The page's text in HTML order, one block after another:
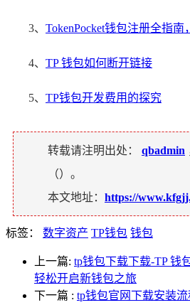
3、 TokenPocket钱包注册全指
4、 TP 钱包如何断开链接
5、 TP钱包开发费用的探究
转载请注明出处： qbadmin
（）。
本文地址： https://
标签： 数字资产 TP钱包 钱包
上一篇: tp钱包下载下载-TP 钱
轻松开启新钱包之旅
下一篇 : tp钱包官网下载安装